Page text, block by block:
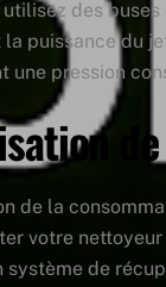
des buses
puissance du
une pression
de la
votre
système de